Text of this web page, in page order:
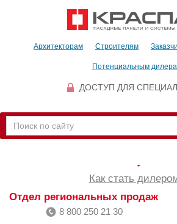
Архитекторам Строителям
Потенциальным
ДОСТУП ДЛЯ
Как стать
Отдел региональных продаж
8 800 250 21 30